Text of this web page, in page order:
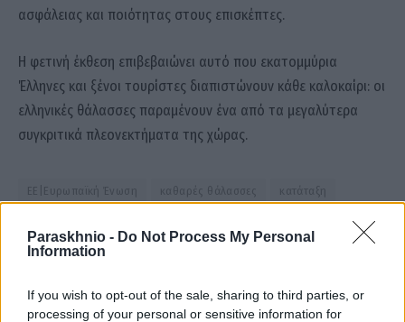
Paraskhnio - Do Not Process My Personal
Information
If you wish to opt-out of the sale, sharing to third parties, or
processing of your personal or sensitive information for
ασφάλειας και ποιότητας στους επισκέπτες.
Η φετινή έκθεση επιβεβαιώνει αυτό που εκατομμύρια
Έλληνες και ξένοι τουρίστες διαπιστώνουν κάθε καλοκαίρι: οι
ελληνικές θάλασσες παραμένουν ένα από τα μεγαλύτερα
συγκριτικά πλεονεκτήματα της χώρας.
ΕΕ|Ευρωπαϊκή Ένωση καθαρές θάλασσες κατάταξη